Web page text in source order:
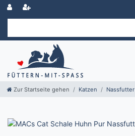
Zur Startseite gehen Katzen Nassfutter